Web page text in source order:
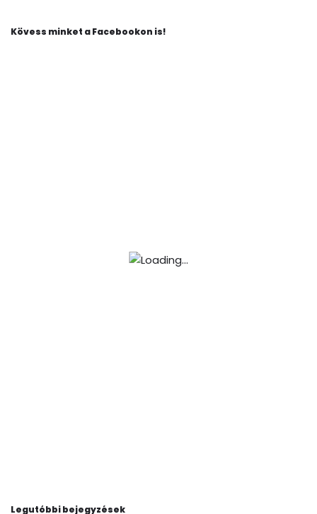
Kövess minket a Facebookon is!
Legutóbbi bejegyzések